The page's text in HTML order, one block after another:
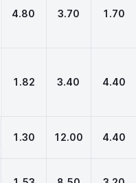
4.80 3.70 1.70
1.82 3.40 4.40
1.30 12.00 4.40